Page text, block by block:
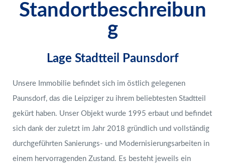
Standortbeschreibun
g
Lage Stadtteil Paunsdorf
Unsere Immobilie befindet sich im östlich gelegenen
Paunsdorf, das die Leipziger zu ihrem beliebtesten Stadtteil
gekürt haben. Unser Objekt wurde 1995 erbaut und befindet
sich dank der zuletzt im Jahr 2018 gründlich und vollständig
durchgeführten Sanierungs- und Modernisierungsarbeiten in
einem hervorragenden Zustand. Es besteht jeweils ein